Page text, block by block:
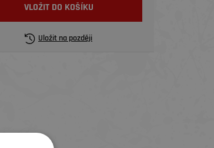
VLOŽIT DO KOŠÍKU
Uložit na později